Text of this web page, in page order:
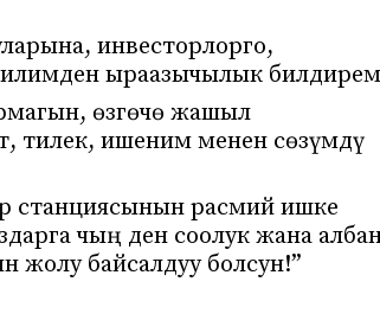
инвесторлорго,
ыраазычылык
өзгөчө жашыл
тилек, ишеним менен сөзүмдү
станциясынын расмий ишке
чың ден соолук жана
жолу байсалдуу болсун!”